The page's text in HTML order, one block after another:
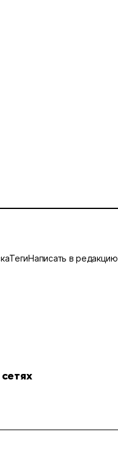
ТегиНаписать в редакцию